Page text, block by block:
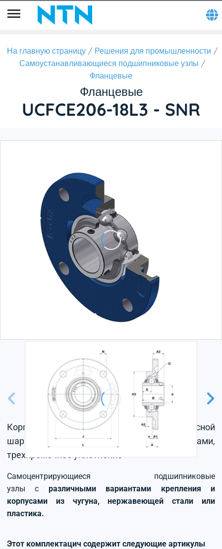
На главную страницу
Решения для промышленности
Самоустанавливающиеся подшипниковые узлы
Фланцевые
Фланцевые
UCFCE206-18L3 - SNR
Корпус из серого чугуна, радиальный корпусной
шарикоподшипник с установочными винтами,
трехкромочное уплотнение
Самоцентрирующиеся подшипниковые
узлы с различными вариантами крепления и
корпусами из чугуна, нержавеющей стали или
пластика.
Этот комплектацич содержит следующие артикулы